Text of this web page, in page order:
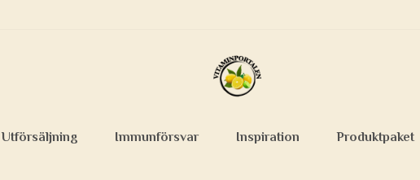
Utförsäljning Immunförsvar Inspiration Produktpaket